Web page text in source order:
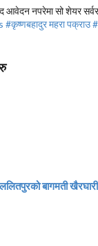
आवेदन नपरेमा सो शेयर
#कृष्णबहादुर महरा पक्राउ
बागमती खैरघारी